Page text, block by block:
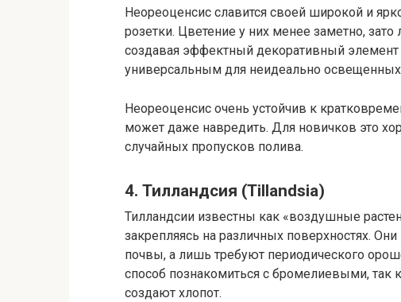
Неореоценсис славится своей широкой и
розетки. Цветение у них менее заметно, зато
создавая эффектный декоративный элемент
универсальным для неидеально
Неореоценсис очень устойчив к
может даже навредить. Для новичков это
случайных пропусков полива.
4. Тилландсия (Tillandsia)
Тилландсии известны как «воздушные
закрепляясь на различных поверхностях.
почвы, а лишь требуют периодического
способ познакомиться с бромелиевыми, так
создают хлопот.